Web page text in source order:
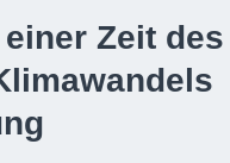
Zeit des